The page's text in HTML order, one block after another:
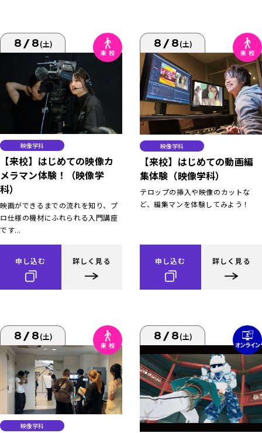
8/8(土)
映像学科
【来校】はじめての映像カ
メラマン体験！（映像学
科）
映画ができるまでの流れを知り、プ
ロ仕様の機材にふれられる入門講座
です...
申し込む 詳しく見る
8/8(土)
映像学科
【来校】はじめての動画編
集体験（映像学科）
テロップの挿入や映像のカットな
ど、編集マンを体験してみよう！
申し込む 詳しく見る
8/8(土)
映像学科
8/8(土)